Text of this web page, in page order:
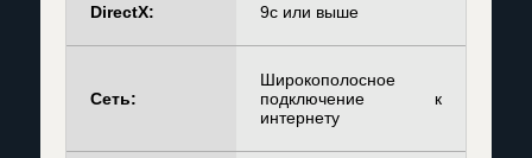
DirectX: 9с или выше
Сеть:
Широкополосное
подключение к
интернету